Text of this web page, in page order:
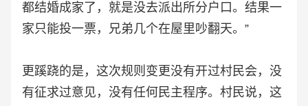
都结婚成家了，就是没去派出所分户口。结果一
家只能投一票，兄弟几个在屋里吵翻天。”
更蹊跷的是，这次规则变更没有开过村民会，没
有征求过意见，没有任何民主程序。村民说，这